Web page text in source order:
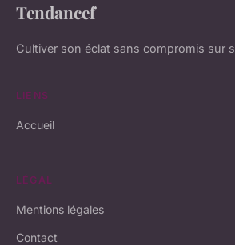
Tendancef
Cultiver son éclat sans compromis sur
LIENS
Accueil
LÉGAL
Mentions légales
Contact